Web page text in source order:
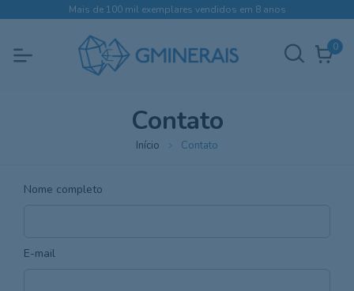
Mais de 100 mil exemplares vendidos em 8 anos
0
Contato
Início Contato
Nome completo
E-mail